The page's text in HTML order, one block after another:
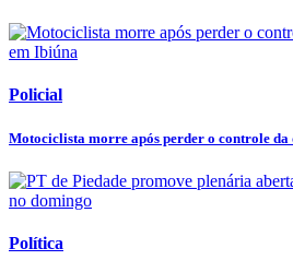
Policial
Motociclista morre após perder o controle da
Política